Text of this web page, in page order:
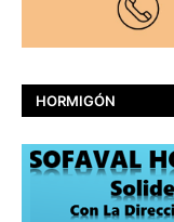
HORMIGÓN